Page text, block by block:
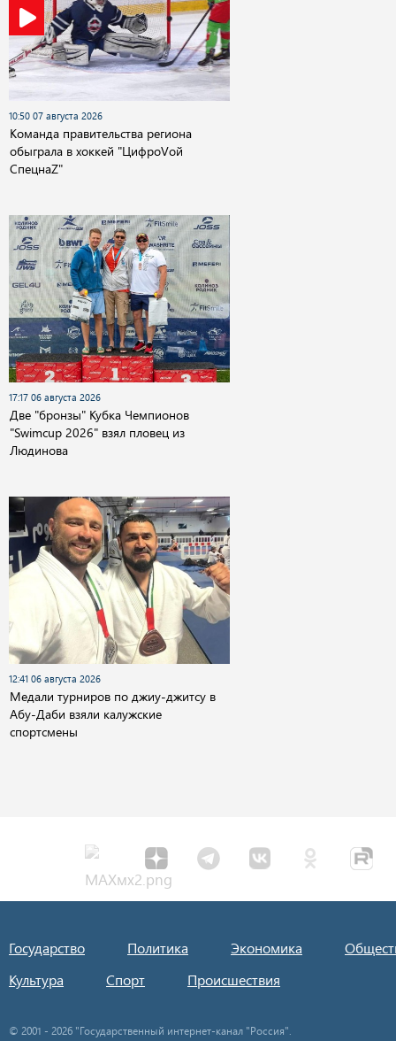
10:50 07 августа 2026
Команда правительства региона
обыграла в хоккей "ЦифроVой
СпецнаZ"
17:17 06 августа 2026
Две "бронзы" Кубка Чемпионов
"Swimcup 2026" взял пловец из
Людинова
12:41 06 августа 2026
Медали турниров по джиу-джитсу в
Абу-Даби взяли калужские
спортсмены
Государство Политика Экономика
Культура
Спорт Происшествия
© 2001 - 2026 "Государственный интернет-канал "Россия".